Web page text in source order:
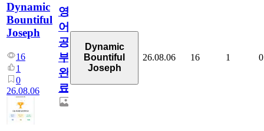
Dynamic
Bountiful
Joseph
16
1
0
26.08.06
영
어
공
부
완
료
Dynamic
Bountiful
Joseph
26.08.06 16 1 0